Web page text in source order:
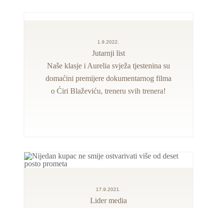
1.9.2022.
Jutarnji list
Naše klasje i Aurelia svježa tjestenina su
domaćini premijere dokumentarnog filma
o Ćiri Blaževiću, treneru svih trenera!
17.9.2021.
Lider media